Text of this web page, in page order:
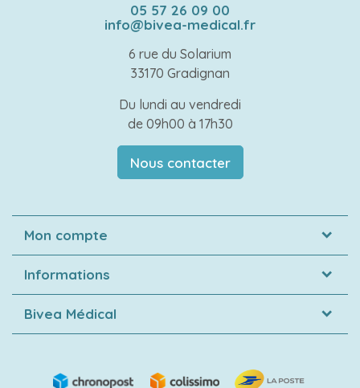
05 57 26 09 00
info@bivea-medical.fr
6 rue du Solarium
33170 Gradignan
Du lundi au vendredi
de 09h00 à 17h30
Nous contacter
Mon compte
Informations
Bivea Médical